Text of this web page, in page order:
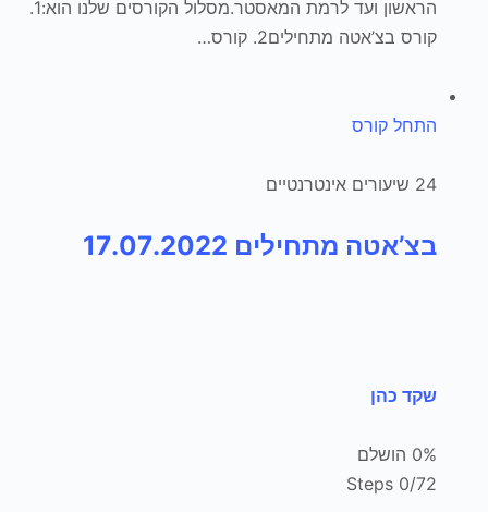
הראשון ועד לרמת המאסטר.מסלול הקורסים שלנו הוא:1.
קורס בצ’אטה מתחילים2. קורס…
התחל קורס
24 שיעורים אינטרנטיים
בצ’אטה מתחילים 17.07.2022
שקד כהן
0% הושלם
0/72 Steps